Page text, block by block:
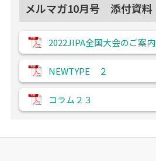
メルマガ10月号 添付資料
2022JIPA全国大会のご案内
NEWTYPE ２
コラム２３